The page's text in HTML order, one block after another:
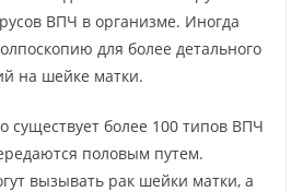
ВПЧ в организме. Иногда
для более детального
на шейке матки.
существует более 100 типов ВПЧ
половым путем.
вызывать рак шейки матки, а